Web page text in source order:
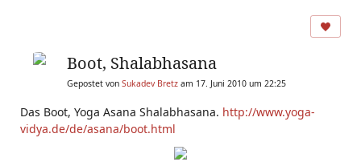
Boot, Shalabhasana
Gepostet von Sukadev Bretz am 17. Juni 2010 um 22:25
Das Boot, Yoga Asana Shalabhasana. http://www.yoga-
vidya.de/de/asana/boot.html